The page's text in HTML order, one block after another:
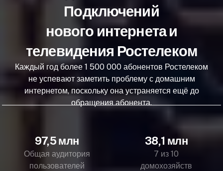
Подключений
нового интернета и
телевидения Ростелеком
Каждый год более 1 500 000 абонентов Ростелеком
не успевают заметить проблему с домашним
интернетом, поскольку она устраняется ещё до
обращения абонента.
97,5 млн
Общая аудитория
пользователей
38,1 млн
7 из 10
домохозяйств